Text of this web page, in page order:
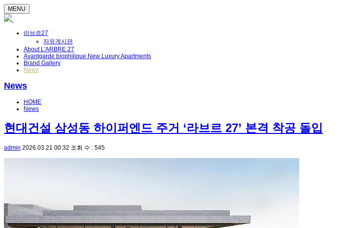
MENU
라브르27
자유게시판
About L'ARBRE 27
Avantgarde biophilique New Luxury Apartments
Brand Gallery
News
News
HOME
News
현대건설 삼성동 하이퍼엔드 주거 ‘라브르 27’ 본격 착공 돌입
admin 2026.03.21 00:32 조회 수 : 545